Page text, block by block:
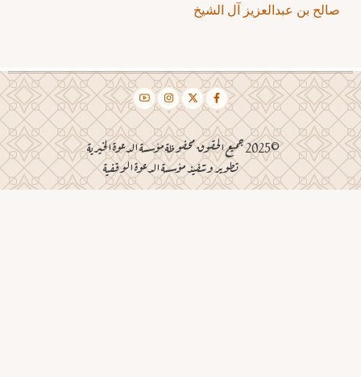
صالح بن عبدالعزيز آل الشيخ
©2025 جميع الحقوق محفوظة مؤسسة الدعوة الخيرية
تطوير وتنفيذ مؤسسة الدعوة الوقفية